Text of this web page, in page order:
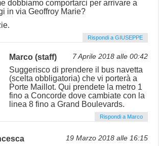
dobbiamo comportarci per arrivare a
in via Geoffroy Marie?
Rispondi a GIUSEPPE
Marco (staff) 7 Aprile 2018 alle 00:42
Suggerisco di prendere il bus navetta
(scelta obbligatoria) che vi porterà a
Porte Maillot. Qui prendete la metro 1
fino a Concorde dove cambiate con la
linea 8 fino a Grand Boulevards.
Rispondi a Marco
19 Marzo 2018 alle 16:15